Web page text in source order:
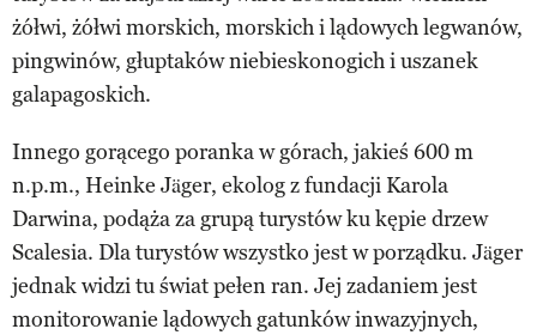
żółwi, żółwi morskich, morskich i lądowych legwanów,
pingwinów, głuptaków niebieskonogich i uszanek
galapagoskich.
Innego gorącego poranka w górach, jakieś 600 m
n.p.m., Heinke Jäger, ekolog z fundacji Karola
Darwina, podąża za grupą turystów ku kępie drzew
Scalesia. Dla turystów wszystko jest w porządku. Jäger
jednak widzi tu świat pełen ran. Jej zadaniem jest
monitorowanie lądowych gatunków inwazyjnych,